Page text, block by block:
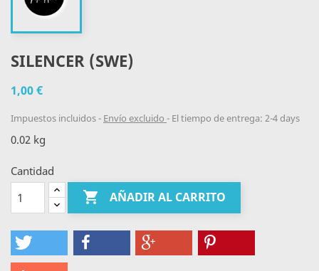
SILENCER (SWE)
1,00 €
Impuestos incluidos Envío excluido El tiempo de entrega: 2-4 days
0.02 kg
Cantidad
 AÑADIR AL CARRITO